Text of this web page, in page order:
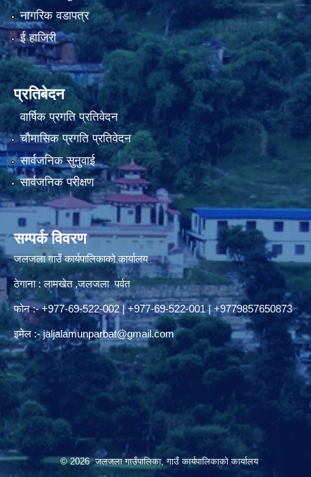
नागरिक वडापत्र
ई हाजिरी
प्रतिबेदन
वार्षिक प्रगति प्रतिवेदन
चौमासिक प्रगति प्रतिवेदन
सार्वजनिक सुनुवाई
सार्वजनिक परीक्षण
सम्पर्क विवरण
जलजला गाउँ कार्यपालिकाको कार्यालय
ठेगाना : लामखेत ,जलजला पर्वत
फोन :- +977-69-522-002 | +977-69-522-001 | +9779857650873
इमेल :-jaljalamunparbat@gmail.com
© 2026 जलजला गाउँपालिका, गाउँ कार्यपालिकाको कार्यालय